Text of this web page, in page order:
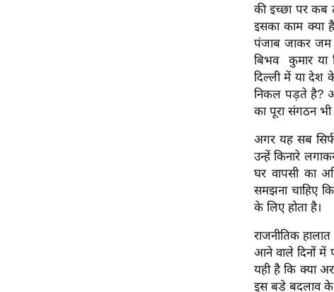
की इच्छा पर कब
इसका काम क्या
पंजाब जाकर जम
बिभव कुमार या
दिल्ली में या देश
निकल पड़ते है?
का पूरा संगठन
अगर यह सब
उन्हें किनारे
घर वापसी का
समझना चाहिए
के लिए होता है।
राजनीतिक
आने वाले दिनों में
यही है कि क्या
इस बड़े बदलाव के